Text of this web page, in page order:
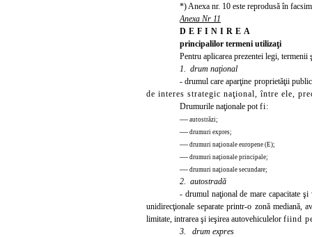
*) Anexa nr. 10 este reprodusă în
Anexa Nr 11
DEFINIREA
principalilor termeni utilizaţi
Pentru aplicarea prezentei legi,
1. drum naţional
- drumul care aparţine proprietăţii
de interes strategic naţional, între ele,
Drumurile naţionale pot fi:
— autostrăzi;
— drumuri expres;
— drumuri naţionale europene (E);
— drumuri naţionale principale;
— drumuri naţionale secundare;
2. autostradă
- drumulnaţional de mare capacitate
unidirecţionale separate printr-o zonă mediană,
limitate, intrarea şi ieşirea autovehiculelor fiind
3. drum expres